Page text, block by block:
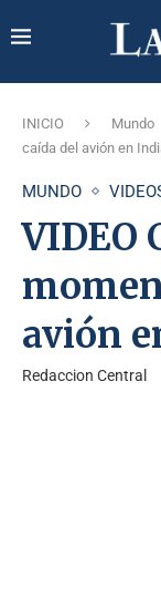
INICIO Mundo
caída del avión en
MUNDO
VIDEO
avión
Redaccion Central